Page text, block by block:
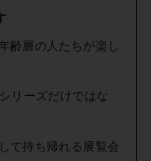
齢層の人たちが楽し
リーズだけではな
て持ち帰れる展覧会